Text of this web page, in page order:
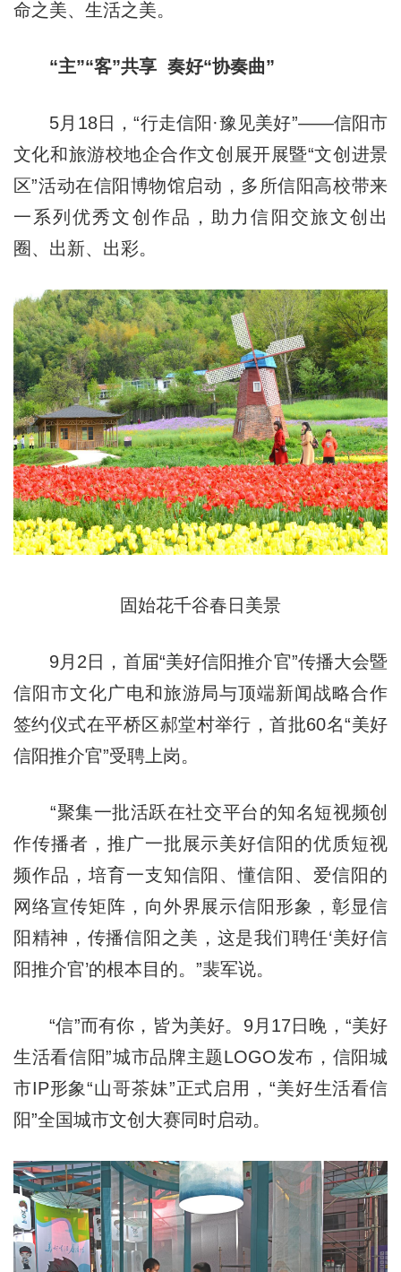
命之美、生活之美。
“主”“客”共享 奏好“协奏曲”
5月18日，“行走信阳·豫见美好”——信阳市
文化和旅游校地企合作文创展开展暨“文创进景
区”活动在信阳博物馆启动，多所信阳高校带来
一系列优秀文创作品，助力信阳交旅文创出
圈、出新、出彩。
固始花千谷春日美景
9月2日，首届“美好信阳推介官”传播大会暨
信阳市文化广电和旅游局与顶端新闻战略合作
签约仪式在平桥区郝堂村举行，首批60名“美好
信阳推介官”受聘上岗。
“聚集一批活跃在社交平台的知名短视频创
作传播者，推广一批展示美好信阳的优质短视
频作品，培育一支知信阳、懂信阳、爱信阳的
网络宣传矩阵，向外界展示信阳形象，彰显信
阳精神，传播信阳之美，这是我们聘任‘美好信
阳推介官’的根本目的。”裴军说。
“信”而有你，皆为美好。9月17日晚，“美好
生活看信阳”城市品牌主题LOGO发布，信阳城
市IP形象“山哥茶妹”正式启用，“美好生活看信
阳”全国城市文创大赛同时启动。